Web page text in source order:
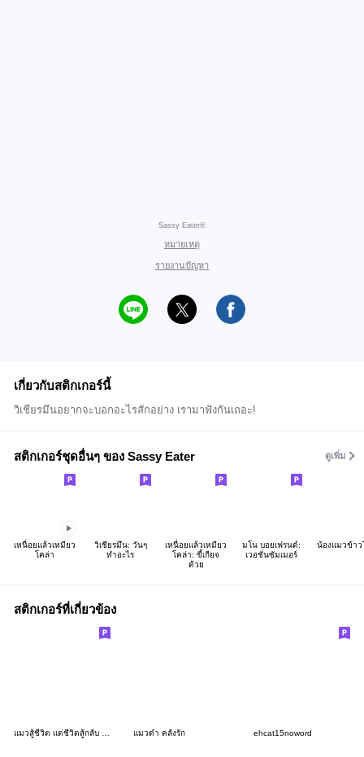
Sassy Eater®
หมายเหตุ
รายงานปัญหา
เกี่ยวกับสติกเกอร์นี้
วิเชียรมึนอยากจะบอกอะไรสักอย่าง เรามาฟังกันเถอะ!
สติกเกอร์ชุดอื่นๆ ของ Sassy Eater ดูเพิ่ม
เหนื่อยแล้วเหมียว
โคล่า
วิเชียรมึน: วันๆ
ทำอะไร
เหนื่อยแล้วเหมียว
โคล่า: ขี้เกียจ
ด้วย
มโน บอยเฟรนด์:
เวอชั่นซัมเมอร์
น้องแมวข้าว
สติกเกอร์ที่เกี่ยวข้อง
แมวสู้ชีวิต แต่ชีวิตสู้กลับ : แมวด้วง 4 แมวดำ คลั่งรัก ehcat15noword